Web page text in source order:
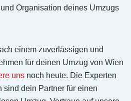
Organisation deines Umzugs
einem zuverlässigen und
für deinen Umzug von Wien
uns noch heute. Die Experten
sind dein Partner für einen